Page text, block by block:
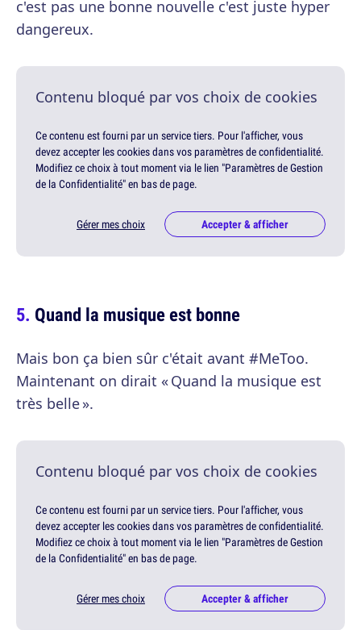
c'est pas une bonne nouvelle c'est juste hyper
dangereux.
Contenu bloqué par vos choix de cookies
Ce contenu est fourni par un service tiers. Pour l'afficher, vous
devez accepter les cookies dans vos paramètres de confidentialité.
Modifiez ce choix à tout moment via le lien "Paramètres de Gestion
de la Confidentialité" en bas de page.
Gérer mes choix Accepter & afficher
Quand la musique est bonne
Mais bon ça bien sûr c'était avant #MeToo.
Maintenant on dirait « Quand la musique est
très belle ».
Contenu bloqué par vos choix de cookies
Ce contenu est fourni par un service tiers. Pour l'afficher, vous
devez accepter les cookies dans vos paramètres de confidentialité.
Modifiez ce choix à tout moment via le lien "Paramètres de Gestion
de la Confidentialité" en bas de page.
Gérer mes choix Accepter & afficher